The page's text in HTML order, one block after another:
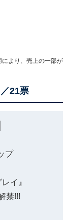
より、売上の一部が
21票
プ
イ』
禁!!!